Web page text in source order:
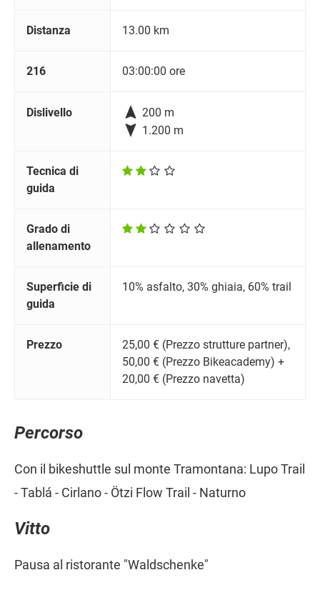
Distanza 13.00 km
216 03:00:00 ore
Dislivello  200 m
 1.200 m
Tecnica di
guida
Grado di
allenamento
Superficie di
guida
10% asfalto, 30% ghiaia, 60% trail
Prezzo
25,00 € (Prezzo strutture partner),
50,00 € (Prezzo Bikeacademy) +
20,00 € (Prezzo navetta)
Percorso
Con il bikeshuttle sul monte Tramontana: Lupo Trail
- Tablá - Cirlano - Ötzi Flow Trail - Naturno
Vitto
Pausa al ristorante "Waldschenke"